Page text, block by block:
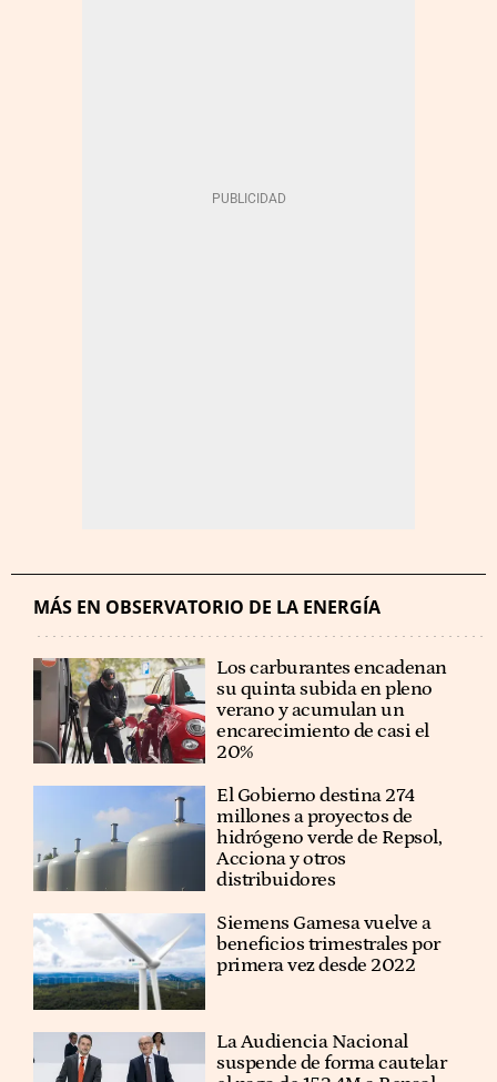
MÁS EN OBSERVATORIO DE LA ENERGÍA
Los carburantes encadenan
su quinta subida en pleno
verano y acumulan un
encarecimiento de casi el
20%
El Gobierno destina 274
millones a proyectos de
hidrógeno verde de Repsol,
Acciona y otros
distribuidores
Siemens Gamesa vuelve a
beneficios trimestrales por
primera vez desde 2022
La Audiencia Nacional
suspende de forma cautelar